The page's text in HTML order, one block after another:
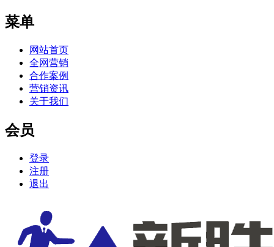
菜单
网站首页
全网营销
合作案例
营销资讯
关于我们
会员
登录
注册
退出